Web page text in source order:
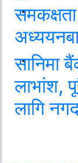
सानिमा
लाभांश,
लागि